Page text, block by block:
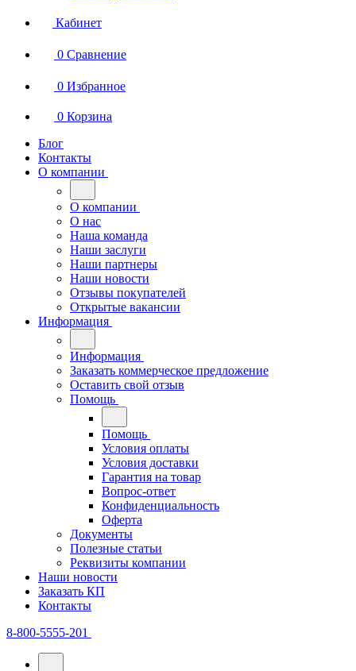
Кабинет
0 Сравнение
0 Избранное
0 Корзина
Блог
Контакты
О компании
О компании
О нас
Наша команда
Наши заслуги
Наши партнеры
Наши новости
Отзывы покупателей
Открытые вакансии
Информация
Информация
Заказать коммерческое предложение
Оставить свой отзыв
Помощь
Помощь
Условия оплаты
Условия доставки
Гарантия на товар
Вопрос-ответ
Конфиденциальность
Оферта
Документы
Полезные статьи
Реквизиты компании
Наши новости
Заказать КП
Контакты
8-800-5555-201